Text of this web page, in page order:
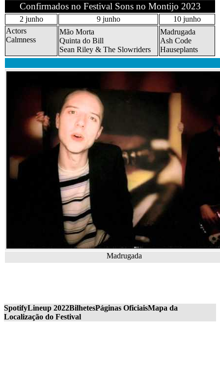
Confirmados no Festival Sons no Montijo 2023
2 junho 9 junho
10 junho
Actors
Calmness
Mão Morta
Quinta do Bill
Sean Riley & The Slowriders
Madrugada
Ash Code
Hauseplants
Madrugada
SpotifyLineup 2022BilhetesPáginas OficiaisMapa da
Localização do Festival